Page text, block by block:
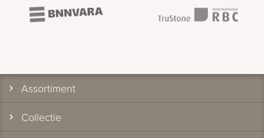
Assortiment
Collectie